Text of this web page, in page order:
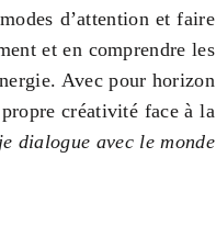
d’attention et faire
et en comprendre les
Avec pour horizon
créativité face à la
dialogue avec le monde